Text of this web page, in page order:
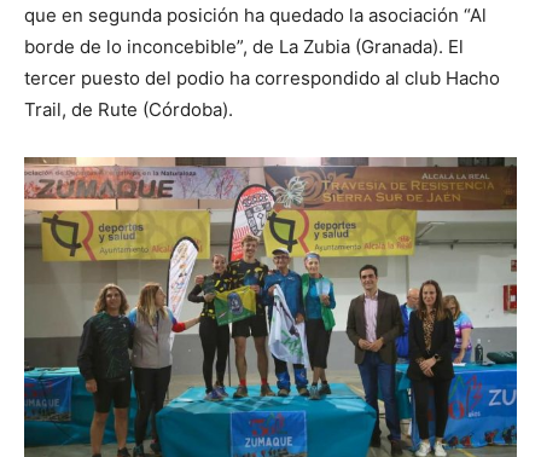
que en segunda posición ha quedado la asociación “Al
borde de lo inconcebible”, de La Zubia (Granada). El
tercer puesto del podio ha correspondido al club Hacho
Trail, de Rute (Córdoba).